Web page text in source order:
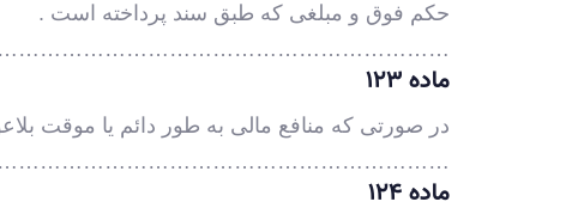
حکم فوق و مبلغی که طبق سند پرداخته است .
ماده ۱۲۳
در صورتی که منافع مالی به طور دائم یا موقت
ماده ۱۲۴